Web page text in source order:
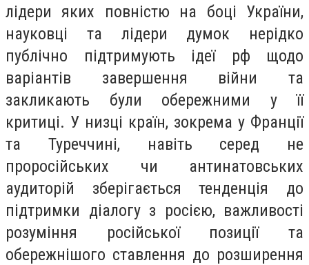
лідери яких повністю на боці України,
науковці та лідери думок нерідко
публічно підтримують ідеї рф щодо
варіантів завершення війни та
закликають були обережними у її
критиці. У низці країн, зокрема у Франції
та Туреччині, навіть серед не
проросійських чи антинатовських
аудиторій зберігається тенденція до
підтримки діалогу з росією, важливості
розуміння російської позиції та
обережнішого ставлення до розширення